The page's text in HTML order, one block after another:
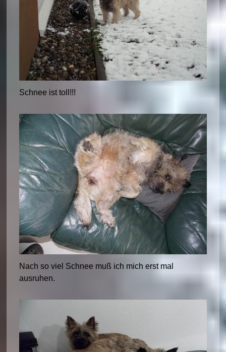
Schnee ist toll!!!
Nach so viel Schnee muß ich mich erst mal
ausruhen.